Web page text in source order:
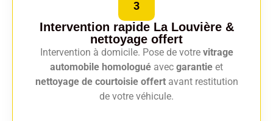
3
Intervention rapide La Louvière &
nettoyage offert
Intervention à domicile. Pose de votre vitrage
automobile homologué avec garantie et
nettoyage de courtoisie offertavant restitution
de votre véhicule.